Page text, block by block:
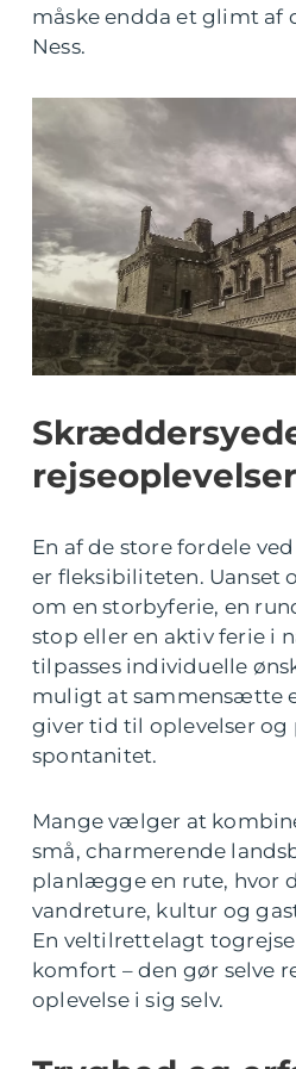
måske endda et glimt af
Ness.
En af de store fordele
er fleksibiliteten. Uanset
om en storbyferie, en
stop eller en aktiv ferie i
tilpasses individuelle
muligt at sammensætte
giver tid til oplevelser og
spontanitet.
Mange vælger at
små, charmerende
planlægge en rute, hvor
vandreture, kultur og
En veltilrettelagt
komfort – den gør selve
oplevelse i sig selv.